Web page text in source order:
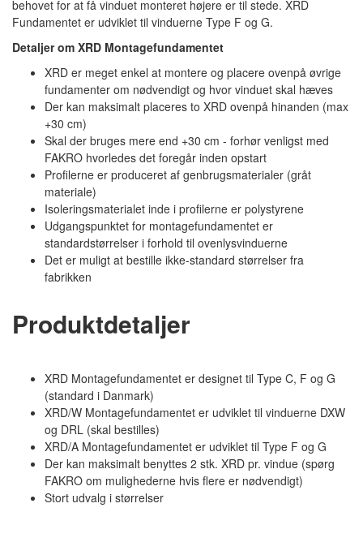
behovet for at få vinduet monteret højere er til stede. XRD
Fundamentet er udviklet til vinduerne Type F og G.
Detaljer om XRD Montagefundamentet
XRD er meget enkel at montere og placere ovenpå øvrige
fundamenter om nødvendigt og hvor vinduet skal hæves
Der kan maksimalt placeres to XRD ovenpå hinanden (max
+30 cm)
Skal der bruges mere end +30 cm - forhør venligst med
FAKRO hvorledes det foregår inden opstart
Profilerne er produceret af genbrugsmaterialer (gråt
materiale)
Isoleringsmaterialet inde i profilerne er polystyrene
Udgangspunktet for montagefundamentet er
standardstørrelser i forhold til ovenlysvinduerne
Det er muligt at bestille ikke-standard størrelser fra
fabrikken
Produktdetaljer
XRD Montagefundamentet er designet til Type C, F og G
(standard i Danmark)
XRD/W Montagefundamentet er udviklet til vinduerne DXW
og DRL (skal bestilles)
XRD/A Montagefundamentet er udviklet til Type F og G
Der kan maksimalt benyttes 2 stk. XRD pr. vindue (spørg
FAKRO om mulighederne hvis flere er nødvendigt)
Stort udvalg i størrelser